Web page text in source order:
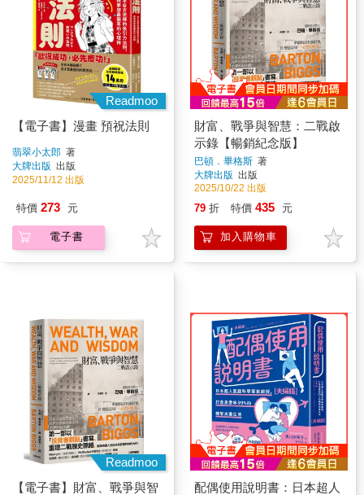
Readmoo
【電子書】漫畫 預祝法則
翡翠小太郎 著
大牌出版 出版
2025/11/12 出版
特價 273 元
電子書
財富、戰爭與智慧：二戰啟
示錄【暢銷紀念版】
巴頓．畢格斯 著
大牌出版 出版
2025/10/22 出版
79 折 特價 435 元
加入購物車
Readmoo
【電子書】財富、戰爭與智
配偶使用說明書：日本超人